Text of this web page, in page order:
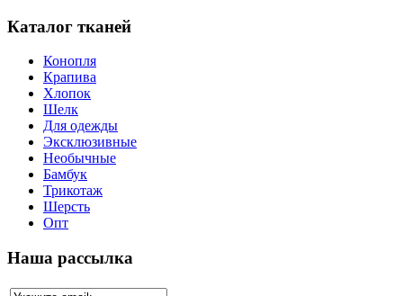
Каталог тканей
Конопля
Крапива
Хлопок
Шелк
Для одежды
Эксклюзивные
Необычные
Бамбук
Трикотаж
Шерсть
Опт
Наша рассылка